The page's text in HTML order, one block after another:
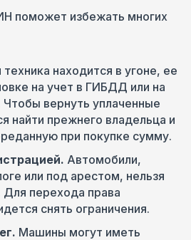
поможет избежать многих
техника находится в угоне, ее
на учет в ГИБДД или на
вернуть уплаченные
найти прежнего владельца и
при покупке сумму.
Автомобили,
или под арестом, нельзя
Для перехода права
снять ограничения.
Машины могут иметь